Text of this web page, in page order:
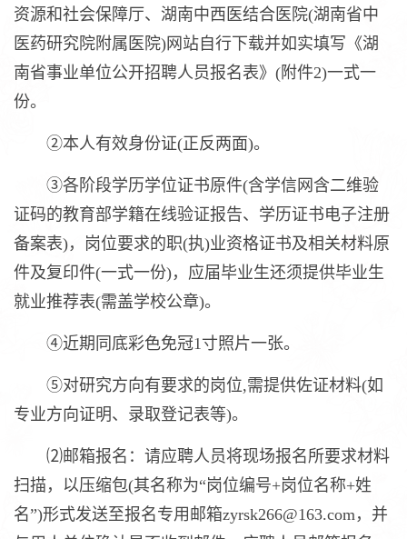
资源和社会保障厅、湖南中西医结合医院(湖南省中
医药研究院附属医院)网站自行下载并如实填写《湖
南省事业单位公开招聘人员报名表》(附件2)一式一
份。
②本人有效身份证(正反两面)。
③各阶段学历学位证书原件(含学信网含二维验
证码的教育部学籍在线验证报告、学历证书电子注册
备案表)，岗位要求的职(执)业资格证书及相关材料原
件及复印件(一式一份)，应届毕业生还须提供毕业生
就业推荐表(需盖学校公章)。
④近期同底彩色免冠1寸照片一张。
⑤对研究方向有要求的岗位,需提供佐证材料(如
专业方向证明、录取登记表等)。
⑵邮箱报名：请应聘人员将现场报名所要求材料
扫描，以压缩包(其名称为“岗位编号+岗位名称+姓
名”)形式发送至报名专用邮箱zyrsk266@163.com，并